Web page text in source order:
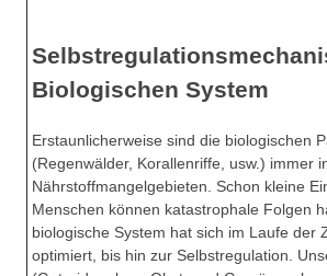
Biologischen System
Erstaunlicherweise sind die biologischen
(Regenwälder, Korallenriffe, usw.) immer
Nährstoffmangelgebieten. Schon kleine
Menschen können katastrophale Folgen
biologische System hat sich im Laufe der
optimiert, bis hin zur Selbstregulation.